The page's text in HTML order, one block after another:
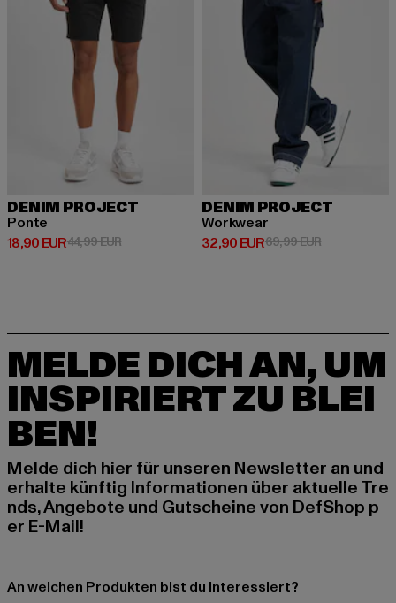
DENIM PROJECT
Ponte
18,90 EUR
Derzeitiger Preis: 18,90 EUR
44,99 EURAktionspreis: 44,99 EUR
DENIM PROJECT
Workwear
32,90 EUR
Derzeitiger Preis: 32,90 EUR
69,99 EURAktionspreis:
MELDE DICH AN, UM
INSPIRIERT ZU BLEI
BEN!
Melde dich hier für unseren Newsletter an und
erhalte künftig Informationen über aktuelle Tre
nds, Angebote und Gutscheine von DefShop p
er E-Mail!
An welchen Produkten bist du interessiert?